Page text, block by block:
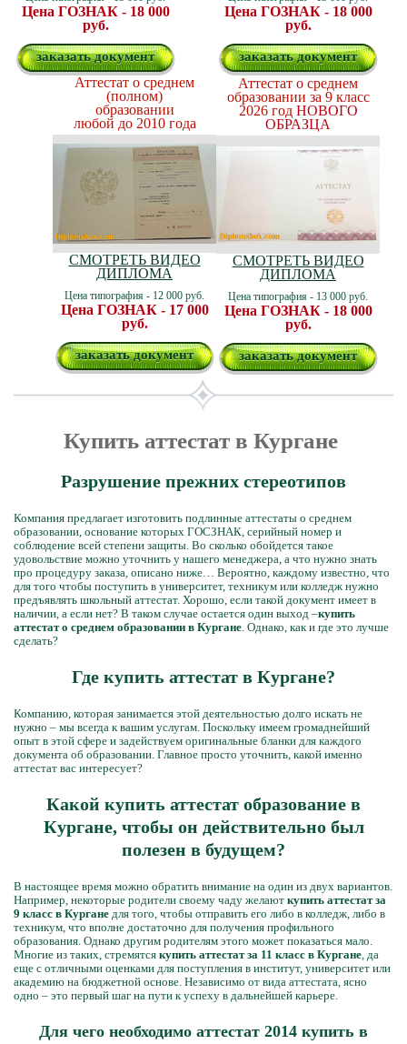
Цена ГОЗНАК - 18 000
руб.
заказать документ
Цена ГОЗНАК - 18 000
руб.
заказать документ
Аттестат о среднем
(полном)
образовании
любой до 2010 года
СМОТРЕТЬ ВИДЕО
ДИПЛОМА
Цена типография - 12 000 руб.
Цена ГОЗНАК - 17 000
руб.
заказать документ
Аттестат о среднем
образовании за 9 класс
2026 год НОВОГО
ОБРАЗЦА
СМОТРЕТЬ ВИДЕО
ДИПЛОМА
Цена типография - 13 000 руб.
Цена ГОЗНАК - 18 000
руб.
заказать документ
Купить аттестат в Кургане
Разрушение прежних стереотипов
Компания предлагает изготовить подлинные аттестаты о среднем
образовании, основание которых ГОСЗНАК, серийный номер и
соблюдение всей степени защиты. Во сколько обойдется такое
удовольствие можно уточнить у нашего менеджера, а что нужно знать
про процедуру заказа, описано ниже… Вероятно, каждому известно, что
для того чтобы поступить в университет, техникум или колледж нужно
предъявлять школьный аттестат. Хорошо, если такой документ имеет в
наличии, а если нет? В таком случае остается один выход –купить
аттестат о среднем образовании в Кургане. Однако, как и где это лучше
сделать?
Где купить аттестат в Кургане?
Компанию, которая занимается этой деятельностью долго искать не
нужно – мы всегда к вашим услугам. Поскольку имеем громаднейший
опыт в этой сфере и задействуем оригинальные бланки для каждого
документа об образовании. Главное просто уточнить, какой именно
аттестат вас интересует?
Какой купить аттестат образование в
Кургане, чтобы он действительно был
полезен в будущем?
В настоящее время можно обратить внимание на один из двух вариантов.
Например, некоторые родители своему чаду желают купить аттестат за
9 класс в Кургане для того, чтобы отправить его либо в колледж, либо в
техникум, что вполне достаточно для получения профильного
образования. Однако другим родителям этого может показаться мало.
Многие из таких, стремятся купить аттестат за 11 класс в Кургане, да
еще с отличными оценками для поступления в институт, университет или
академию на бюджетной основе. Независимо от вида аттестата, ясно
одно – это первый шаг на пути к успеху в дальнейшей карьере.
Для чего необходимо аттестат 2014 купить в